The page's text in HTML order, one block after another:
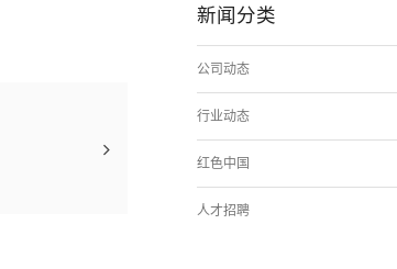
新闻分类
公司动态
行业动态
红色中国
人才招聘